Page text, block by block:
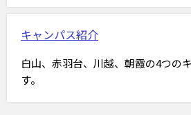
キャンパス紹介
白山、赤羽台、川越、朝霞の4つの
す。